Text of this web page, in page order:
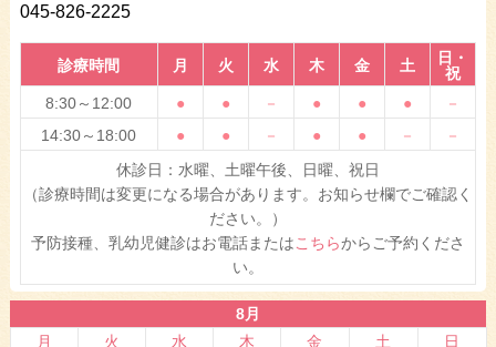
045-826-2225
診療時間 月 火 水 木 金 土
日・
祝
休診日：水曜、土曜午後、日曜、祝日
（診療時間は変更になる場合があります。お知らせ欄でご確認く
ださい。）
予防接種、乳幼児健診はお電話またはこちらからご予約くださ
い。
8:30～12:00 ● ● － ● ● ●
－
14:30～18:00
● ● － ● ● － －
8月
月
火 水 木 金 土 日